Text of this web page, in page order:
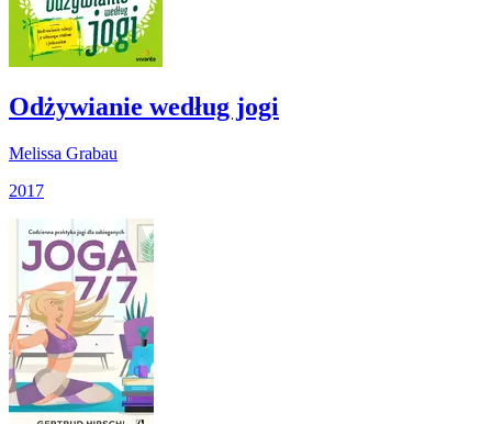
Odżywianie według jogi
Melissa Grabau
2017